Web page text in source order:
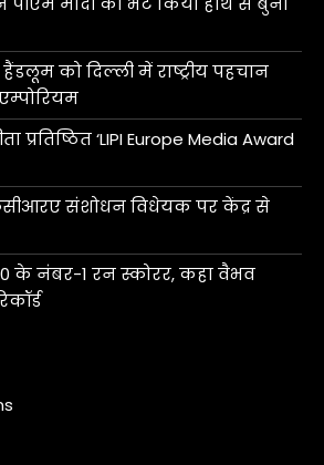
को दिल्ली में राष्ट्रीय पहचान
प्रतिष्ठित ‘LIPI Europe Media Award
संशोधन विधेयक पर केंद्र से
के नंबर-1 रन स्कोरर, कहा वैभव